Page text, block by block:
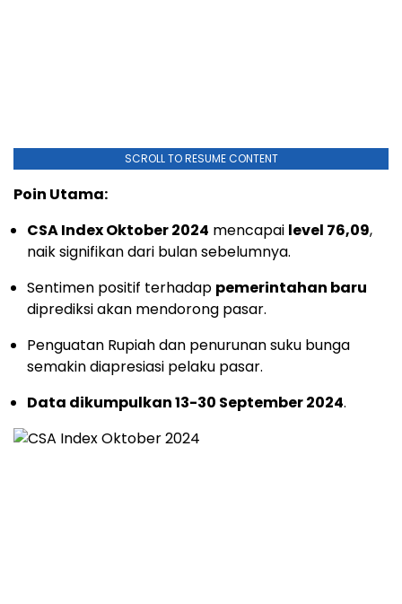
SCROLL TO RESUME CONTENT
Poin Utama:
CSA Index Oktober 2024 mencapai level 76,09,
naik signifikan dari bulan sebelumnya.
Sentimen positif terhadap pemerintahan baru
diprediksi akan mendorong pasar.
Penguatan Rupiah dan penurunan suku bunga
semakin diapresiasi pelaku pasar.
Data dikumpulkan 13-30 September 2024.